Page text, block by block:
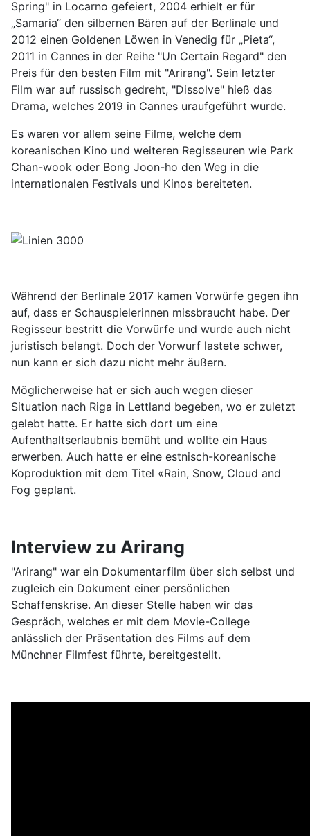
Spring" in Locarno gefeiert, 2004 erhielt er für
„Samaria“ den silbernen Bären auf der Berlinale und
2012 einen Goldenen Löwen in Venedig für „Pieta“,
2011 in Cannes in der Reihe "Un Certain Regard" den
Preis für den besten Film mit "Arirang". Sein letzter
Film war auf russisch gedreht, "Dissolve" hieß das
Drama, welches 2019 in Cannes uraufgeführt wurde.
Es waren vor allem seine Filme, welche dem
koreanischen Kino und weiteren Regisseuren wie Park
Chan-wook oder Bong Joon-ho den Weg in die
internationalen Festivals und Kinos bereiteten.
Während der Berlinale 2017 kamen Vorwürfe gegen ihn
auf, dass er Schauspielerinnen missbraucht habe. Der
Regisseur bestritt die Vorwürfe und wurde auch nicht
juristisch belangt. Doch der Vorwurf lastete schwer,
nun kann er sich dazu nicht mehr äußern.
Möglicherweise hat er sich auch wegen dieser
Situation nach Riga in Lettland begeben, wo er zuletzt
gelebt hatte. Er hatte sich dort um eine
Aufenthaltserlaubnis bemüht und wollte ein Haus
erwerben. Auch hatte er eine estnisch-koreanische
Koproduktion mit dem Titel «Rain, Snow, Cloud and
Fog geplant.
Interview zu Arirang
"Arirang" war ein Dokumentarfilm über sich selbst und
zugleich ein Dokument einer persönlichen
Schaffenskrise. An dieser Stelle haben wir das
Gespräch, welches er mit dem Movie-College
anlässlich der Präsentation des Films auf dem
Münchner Filmfest führte, bereitgestellt.